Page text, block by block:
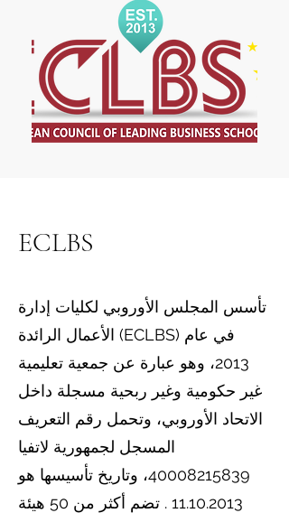
ECLBS
تأسس المجلس الأوروبي لكليات إدارة
الأعمال الرائدة (ECLBS) في عام
2013، وهو عبارة عن جمعية تعليمية
غير حكومية وغير ربحية مسجلة داخل
الاتحاد الأوروبي، وتحمل رقم التعريف
المسجل لجمهورية لاتفيا
40008215839، وتاريخ تأسيسها هو
11.10.2013
. تضم أكثر من 50 هيئة